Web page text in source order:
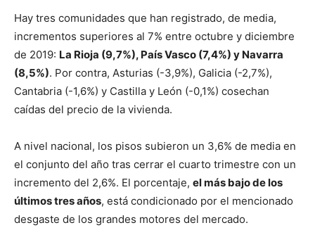
Hay tres comunidades que han registrado, de media,
incrementos superiores al 7% entre octubre y diciembre
de 2019: La Rioja (9,7%), País Vasco (7,4%) y Navarra
(8,5%). Por contra, Asturias (-3,9%), Galicia (-2,7%),
Cantabria (-1,6%) y Castilla y León (-0,1%) cosechan
caídas del precio de la vivienda.
A nivel nacional, los pisos subieron un 3,6% de media en
el conjunto del año tras cerrar el cuarto trimestre con un
incremento del 2,6%. El porcentaje, el más bajo de los
últimos tres años, está condicionado por el mencionado
desgaste de los grandes motores del mercado.